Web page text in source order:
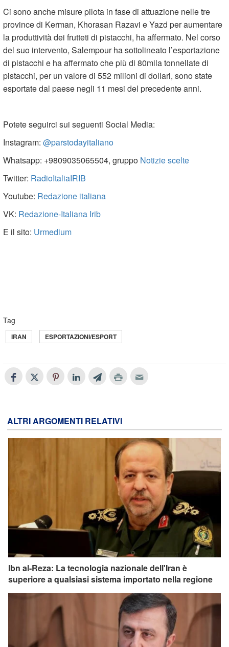
Ci sono anche misure pilota in fase di attuazione nelle tre
province di Kerman, Khorasan Razavi e Yazd per aumentare
la produttività dei frutteti di pistacchi, ha affermato. Nel corso
del suo intervento, Salempour ha sottolineato l’esportazione
di pistacchi e ha affermato che più di 80mila tonnellate di
pistacchi, per un valore di 552 milioni di dollari, sono state
esportate dal paese negli 11 mesi del precedente anni.
Potete seguirci sui seguenti Social Media:
Instagram: @parstodayitaliano
Whatsapp: +9809035065504, gruppo Notizie scelte
Twitter: RadioItaliaIRIB
Youtube: Redazione italiana
VK: Redazione-Italiana Irib
E il sito: Urmedium
Tag
IRAN ESPORTAZIONI/ESPORT
ALTRI ARGOMENTI RELATIVI
Ibn al-Reza: La tecnologia nazionale dell'Iran è
superiore a qualsiasi sistema importato nella regione